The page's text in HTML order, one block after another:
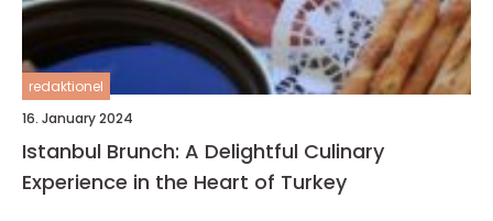
redaktionel
16. January 2024
Istanbul Brunch: A Delightful Culinary
Experience in the Heart of Turkey